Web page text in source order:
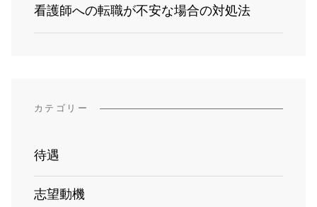
看護師への転職が不安な場合の対処法
カテゴリー
待遇
志望動機